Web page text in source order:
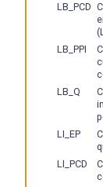
LB_PCD
LB_PPI
LB_Q
LI_EP
LI_PCD